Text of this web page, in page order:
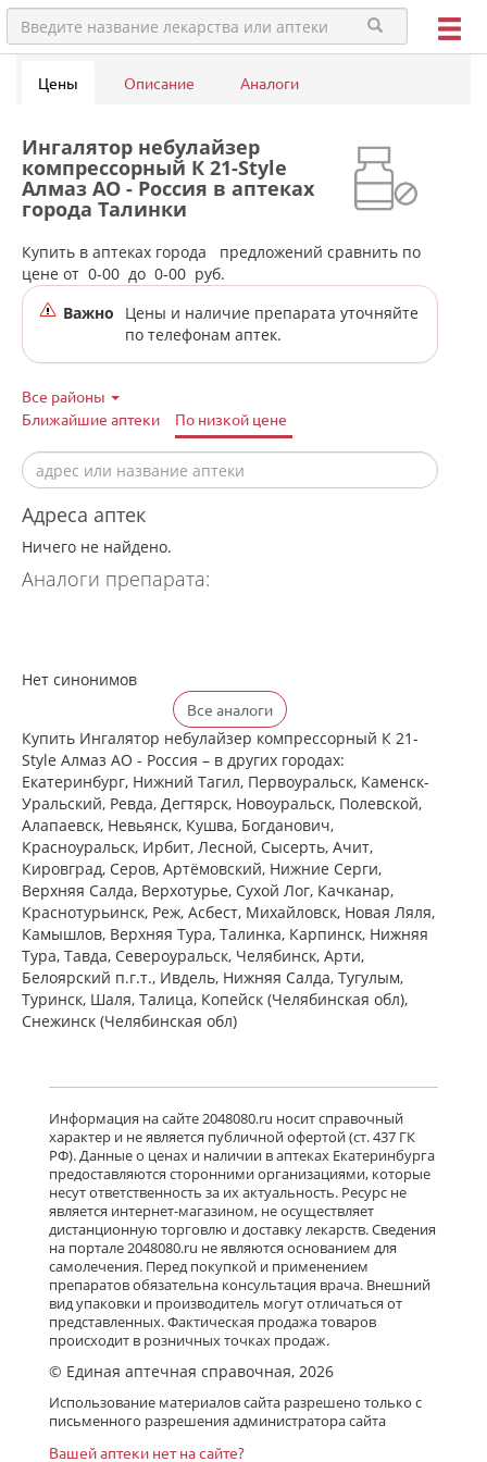
Цены Описание Аналоги
Ингалятор небулайзер
компрессорный К 21-Style
Алмаз АО - Россия в аптеках
города Талинки
Купить в аптеках города
предложений сравнить по
цене от 0-00 до 0-00 руб.
Важно
Цены и наличие препарата уточняйте
по телефонам аптек.
Все районы
Ближайшие аптеки
По низкой цене
Адреса аптек
Ничего не найдено.
Аналоги препарата:
Нет синонимов
Все аналоги
Купить Ингалятор небулайзер компрессорный К 21-
Style Алмаз АО - Россия – в других городах:
Екатеринбург, Нижний Тагил, Первоуральск, Каменск-
Уральский, Ревда, Дегтярск, Новоуральск, Полевской,
Алапаевск, Невьянск, Кушва, Богданович,
Красноуральск, Ирбит, Лесной, Сысерть, Ачит,
Кировград, Серов, Артёмовский, Нижние Cерги,
Верхняя Салда, Верхотурье, Сухой Лог, Качканар,
Краснотурьинск, Реж, Асбест, Михайловск, Новая Ляля,
Камышлов, Верхняя Тура, Талинка, Карпинск, Нижняя
Тура, Тавда, Североуральск, Челябинск, Арти,
Белоярский п.г.т., Ивдель, Нижняя Салда, Тугулым,
Туринск, Шаля, Талица, Копейск (Челябинская обл),
Снежинск (Челябинская обл)
Информация на сайте 2048080.ru носит справочный
характер и не является публичной офертой (ст. 437 ГК
РФ). Данные о ценах и наличии в аптеках Екатеринбурга
предоставляются сторонними организациями, которые
несут ответственность за их актуальность. Ресурс не
является интернет-магазином, не осуществляет
дистанционную торговлю и доставку лекарств. Сведения
на портале 2048080.ru не являются основанием для
самолечения. Перед покупкой и применением
препаратов обязательна консультация врача. Внешний
вид упаковки и производитель могут отличаться от
представленных. Фактическая продажа товаров
происходит в розничных точках продаж.
© Единая аптечная справочная, 2026
Использование материалов сайта разрешено только с
письменного разрешения администратора сайта
Вашей аптеки нет на сайте?